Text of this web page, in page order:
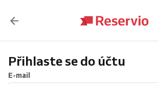
Přihlaste se do účtu
E-mail